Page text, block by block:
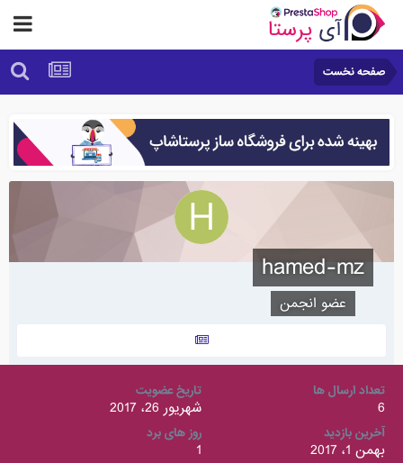
صفحه نخست
hamed-mz
عضو انجمن
تعداد ارسال ها
6
تاریخ عضویت
شهریور 26، 2017
آخرین بازدید
بهمن 1، 2017
روز های برد
1